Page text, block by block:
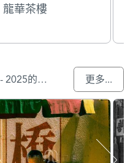
龍華茶樓
“我的澳門記憶” 圖片分享計劃 - 2025的參與作品 更多...